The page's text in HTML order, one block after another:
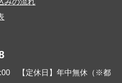
みの流れ
【定休日】年中無休（※都